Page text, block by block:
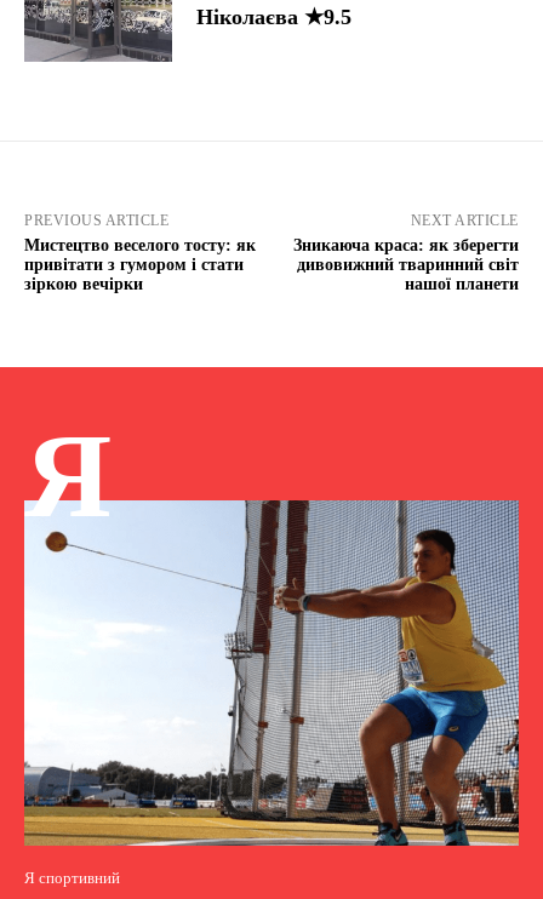
Ніколаєва ★9.5
PREVIOUS ARTICLE
Мистецтво веселого тосту: як
привітати з гумором і стати
зіркою вечірки
NEXT ARTICLE
Зникаюча краса: як зберегти
дивовижний тваринний світ
нашої планети
Я
Я спортивний